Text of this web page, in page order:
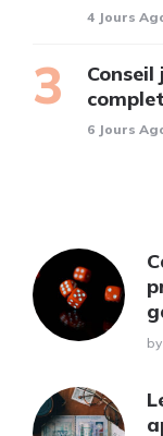
4 Jours
6 Jours
By